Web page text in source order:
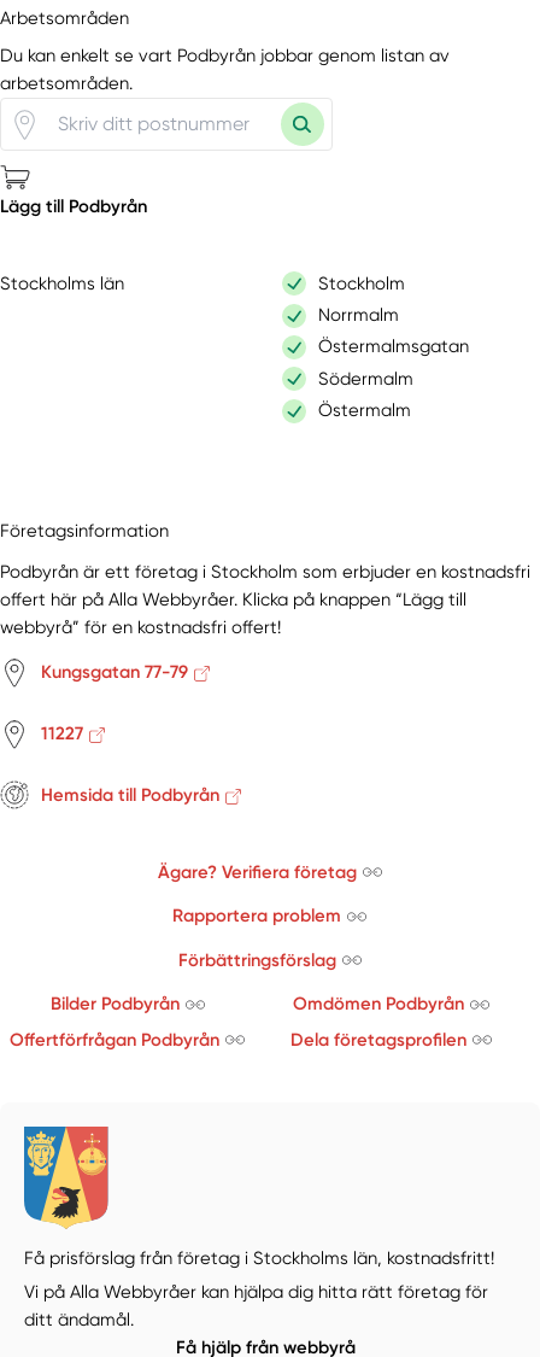
Arbetsområden
Du kan enkelt se vart Podbyrån jobbar genom listan av
arbetsområden.
Lägg till Podbyrån
Stockholms län
Stockholm
Norrmalm
Östermalmsgatan
Södermalm
Östermalm
Företagsinformation
Podbyrån är ett företag i Stockholm som erbjuder en kostnadsfri
offert här på Alla Webbyråer. Klicka på knappen “Lägg till
webbyrå” för en kostnadsfri offert!
Kungsgatan 77-79
11227
Hemsida till Podbyrån
Ägare? Verifiera företag
Rapportera problem
Förbättringsförslag
Bilder Podbyrån
Omdömen Podbyrån
Offertförfrågan Podbyrån
Dela företagsprofilen
Få prisförslag från företag i Stockholms län, kostnadsfritt!
Vi på Alla Webbyråer kan hjälpa dig hitta rätt företag för
ditt ändamål.
Få hjälp från webbyrå